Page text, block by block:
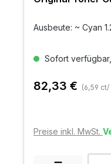
Ausbeute: ~ Cyan
Sofort
82,33 € (6,59 ct/
Preise inkl. MwSt.